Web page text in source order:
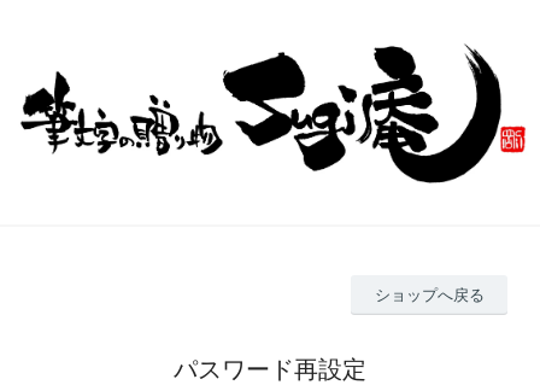
ショップへ戻る
パスワード再設定